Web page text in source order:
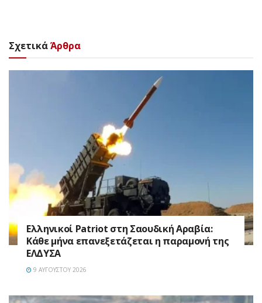
ΣχετικάΆρθρα
Ελληνικοί Patriot στη Σαουδική Αραβία:
Κάθε μήνα επανεξετάζεται η παραμονή της
ΕΛΔΥΣΑ
9 ΑΥΓΟΎΣΤΟΥ 2026